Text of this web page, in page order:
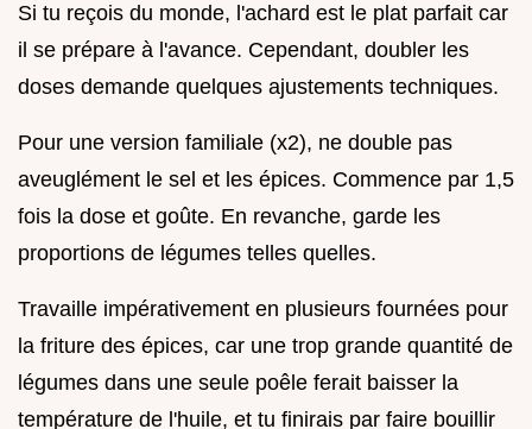
Si tu reçois du monde, l'achard est le plat parfait car
il se prépare à l'avance. Cependant, doubler les
doses demande quelques ajustements techniques.
Pour une version familiale (x2), ne double pas
aveuglément le sel et les épices. Commence par 1,5
fois la dose et goûte. En revanche, garde les
proportions de légumes telles quelles.
Travaille impérativement en plusieurs fournées pour
la friture des épices, car une trop grande quantité de
légumes dans une seule poêle ferait baisser la
température de l'huile, et tu finirais par faire bouillir